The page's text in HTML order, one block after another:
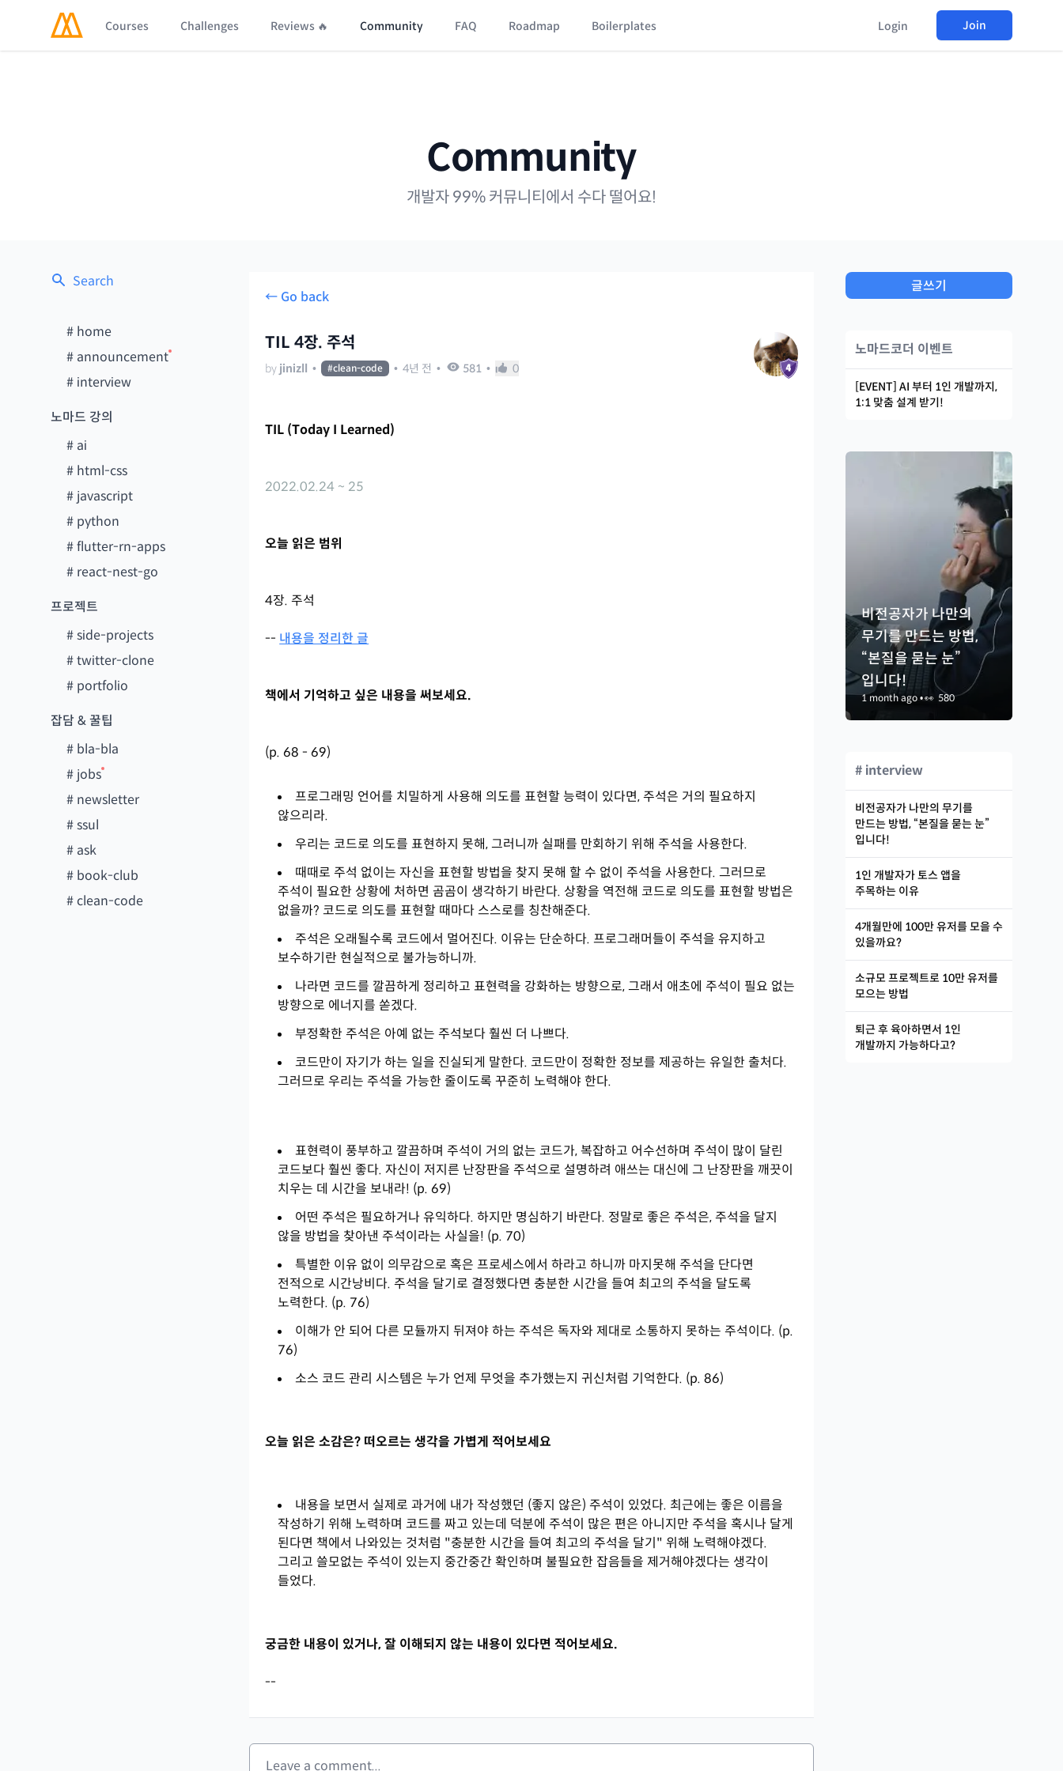
Courses Challenges Reviews 🔥 Community FAQ Roadmap Boilerplates Login Join
Community
개발자 99% 커뮤니티에서 수다 떨어요!
Search
# home
# announcement
# interview
노마드 강의
# ai
# html-css
# javascript
# python
#flutter-rn-apps
# react-nest-go
프로젝트
#side-projects
#twitter-clone
# portfolio
잡담 & 꿀팁
# bla-bla
# jobs
# newsletter
#ssul
# ask
# book-club
#clean-code
← Go back
TIL 4장. 주석
by jinizll • #clean-code • 4년 전 • 581 • 0
TIL (Today I Learned)
2022.02.24 ~ 25
오늘 읽은 범위
4장. 주석
-- 내용을 정리한 글
책에서 기억하고 싶은 내용을 써보세요.
(p. 68 - 69)
프로그래밍 언어를 치밀하게 사용해 의도를 표현할 능력이 있다면, 주석은 거의 필요하지
않으리라.
우리는 코드로 의도를 표현하지 못해, 그러니까 실패를 만회하기 위해 주석을 사용한다.
때때로 주석 없이는 자신을 표현할 방법을 찾지 못해 할 수 없이 주석을 사용한다.그러므로
주석이 필요한 상황에 처하면 곰곰이 생각하기 바란다. 상황을 역전해 코드로 의도를 표현할 방법은
없을까? 코드로 의도를 표현할 때마다 스스로를 칭찬해준다.
주석은 오래될수록 코드에서 멀어진다. 이유는 단순하다. 프로그래머들이 주석을 유지하고
보수하기란 현실적으로 불가능하니까.
나라면 코드를 깔끔하게 정리하고 표현력을 강화하는 방향으로, 그래서 애초에 주석이 필요 없는
방향으로 에너지를 쏟겠다.
부정확한 주석은 아예 없는 주석보다 훨씬 더 나쁘다.
코드만이 자기가 하는 일을 진실되게 말한다. 코드만이 정확한 정보를 제공하는 유일한 출처다.
그러므로 우리는 주석을 가능한 줄이도록 꾸준히 노력해야 한다.
표현력이 풍부하고 깔끔하며 주석이 거의 없는 코드가, 복잡하고 어수선하며 주석이 많이 달린
코드보다 훨씬 좋다. 자신이 저지른 난장판을 주석으로 설명하려 애쓰는 대신에 그 난장판을 깨끗이
치우는 데 시간을 보내라! (p. 69)
어떤 주석은 필요하거나 유익하다. 하지만 명심하기 바란다. 정말로 좋은 주석은, 주석을 달지
않을 방법을 찾아낸 주석이라는 사실을! (p. 70)
특별한 이유 없이 의무감으로 혹은 프로세스에서 하라고 하니까 마지못해 주석을 단다면
전적으로 시간낭비다. 주석을 달기로 결정했다면 충분한 시간을 들여 최고의 주석을 달도록
노력한다. (p. 76)
이해가 안 되어 다른 모듈까지 뒤져야 하는 주석은 독자와 제대로 소통하지 못하는 주석이다. (p.
76)
소스 코드 관리 시스템은 누가 언제 무엇을 추가했는지 귀신처럼 기억한다. (p. 86)
오늘 읽은 소감은? 떠오르는 생각을 가볍게 적어보세요
내용을 보면서 실제로 과거에 내가 작성했던 (좋지 않은) 주석이 있었다. 최근에는 좋은 이름을
작성하기 위해 노력하며 코드를 짜고 있는데 덕분에 주석이 많은 편은 아니지만 주석을 혹시나 달게
된다면 책에서 나와있는 것처럼 "충분한 시간을 들여 최고의 주석을 달기" 위해 노력해야겠다.
그리고 쓸모없는 주석이 있는지 중간중간 확인하며 불필요한 잡음들을 제거해야겠다는 생각이
들었다.
궁금한 내용이 있거나, 잘 이해되지 않는 내용이 있다면 적어보세요.
--
글쓰기
노마드코더 이벤트
[EVENT] AI 부터 1인 개발까지,
1:1 맞춤 설계 받기!
비전공자가 나만의
무기를 만드는 방법,
“본질을 묻는 눈”
입니다!
1 month ago•👀 580
# interview
비전공자가 나만의 무기를
만드는 방법, “본질을 묻는 눈”
입니다!
1인 개발자가 토스 앱을
주목하는 이유
4개월만에 100만 유저를 모을 수
있을까요?
소규모 프로젝트로 10만 유저를
모으는 방법
퇴근 후 육아하면서 1인
개발까지 가능하다고?